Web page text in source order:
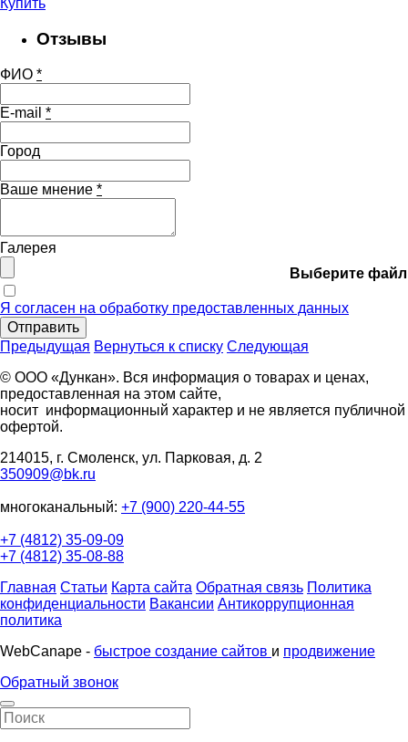
Купить
Отзывы
ФИО *
E-mail *
Город
Ваше мнение *
Галерея
Выберите файл
Я согласен на обработку предоставленных данных
Отправить
Предыдущая Вернуться к списку Следующая
© ООО «Дункан». Вся информация о товарах и ценах,
предоставленная на этом сайте,
носит информационный характер и не является публичной
офертой.
214015, г. Смоленск, ул. Парковая, д. 2
350909@bk.ru
многоканальный: +7 (900) 220-44-55
+7 (4812) 35-09-09
+7 (4812) 35-08-88
Главная Статьи Карта сайта Обратная связь Политика
конфиденциальности Вакансии Антикоррупционная
политика
WebCanape - быстрое создание сайтов и продвижение
Обратный звонок